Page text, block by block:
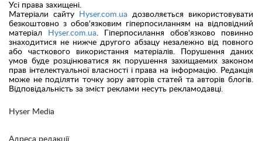
Hyser Media
Адреса редакції
Усі права захищені.
Матеріали сайту
Hyser.com.ua дозволяється використовувати
безкоштовно з обов'язковим гіперпосиланням на відповідний
матеріал
Hyser.com.ua. Гіперпосилання обов'язково повинно
знаходитися не нижче другого абзацу незалежно від повного
або часткового використання матеріалів. Порушення даних
умов буде розцінюватися як порушення захищаемих законом
прав інтелектуальної власності і права на інформацію. Редакція
може не поділяти точку зору авторів статей та авторів блогів.
Відповідальність за зміст реклами несуть рекламодавці.